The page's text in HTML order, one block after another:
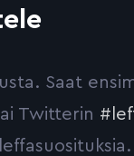
Saat
Twitterin